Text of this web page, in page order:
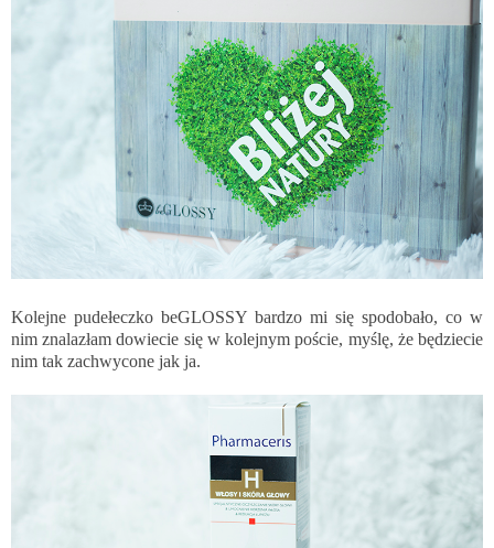
Kolejne pudełeczko beGLOSSY bardzo mi się spodobało, co w
nim znalazłam dowiecie się w kolejnym poście, myślę, że będziecie
nim tak zachwycone jak ja.